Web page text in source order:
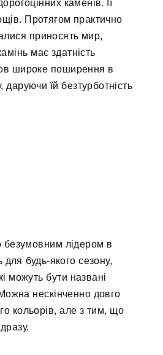
каменів. Її
Протягом практично
приносять мир,
має здатність
широке поширення в
даруючи їй безтурботність
безумовним лідером в
для будь-якого сезону,
можуть бути названі
нескінченно довго
кольорів, але з тим, що